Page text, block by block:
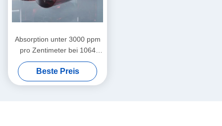
Absorption unter 3000 ppm
pro Zentimeter bei 1064
Nanometern. Magneto-
optische Kristalle mit Mohs-
Härte 8 Punkt 0, ideal für
Beste Preis